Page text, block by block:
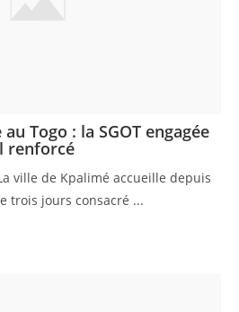
Togo : la SGOT engagée
renforcé
ville de Kpalimé accueille depuis
trois jours consacré ...